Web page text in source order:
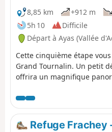
8,85 km
+912 m
5h 10
Difficile
Départ à Ayas (Vallée
Cette cinquième étape
Grand Tournalin. Un petit
offrira un magnifique
emprunterez l'Alta Via N°1
Tournalin.
Refuge Frachey